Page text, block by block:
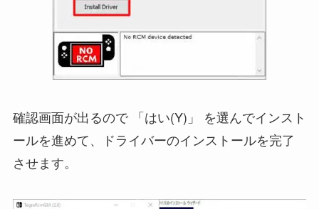
確認画面が出るので 「はい(Y)」 を選んでインスト
ールを進めて、ドライバーのインストールを完了
させます。